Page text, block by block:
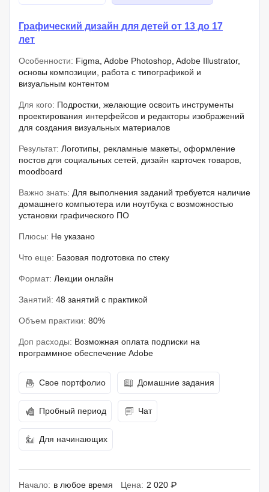
Графический дизайн для детей от 13 до 17
лет
Особенности: Figma, Adobe Photoshop, Adobe Illustrator,
основы композиции, работа с типографикой и
визуальным контентом
Для кого: Подростки, желающие освоить инструменты
проектирования интерфейсов и редакторы изображений
для создания визуальных материалов
Результат: Логотипы, рекламные макеты, оформление
постов для социальных сетей, дизайн карточек товаров,
moodboard
Важно знать: Для выполнения заданий требуется наличие
домашнего компьютера или ноутбука с возможностью
установки графического ПО
Плюсы: Не указано
Что еще: Базовая подготовка по стеку
Формат: Лекции онлайн
Занятий: 48 занятий с практикой
Объем практики: 80%
Доп расходы: Возможная оплата подписки на
программное обеспечение Adobe
Свое портфолио Домашние задания
Пробный период Чат
Для начинающих
Начало: в любое время Цена: 2 020 ₽